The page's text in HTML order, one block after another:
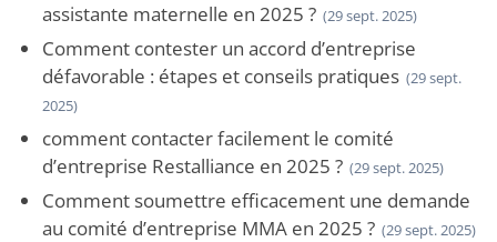
assistante maternelle en 2025 ? (29 sept. 2025)
Comment contester un accord d’entreprise
défavorable : étapes et conseils pratiques (29 sept.
2025)
comment contacter facilement le comité
d’entreprise Restalliance en 2025 ? (29 sept. 2025)
Comment soumettre efficacement une demande
au comité d’entreprise MMA en 2025 ? (29 sept. 2025)